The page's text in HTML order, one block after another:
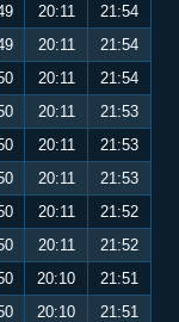
20:11
21:54
20:11
21:54
20:11
21:54
20:11
21:53
20:11
21:53
20:11
21:53
20:11
21:52
20:11
21:52
20:10
21:51
20:10
21:51